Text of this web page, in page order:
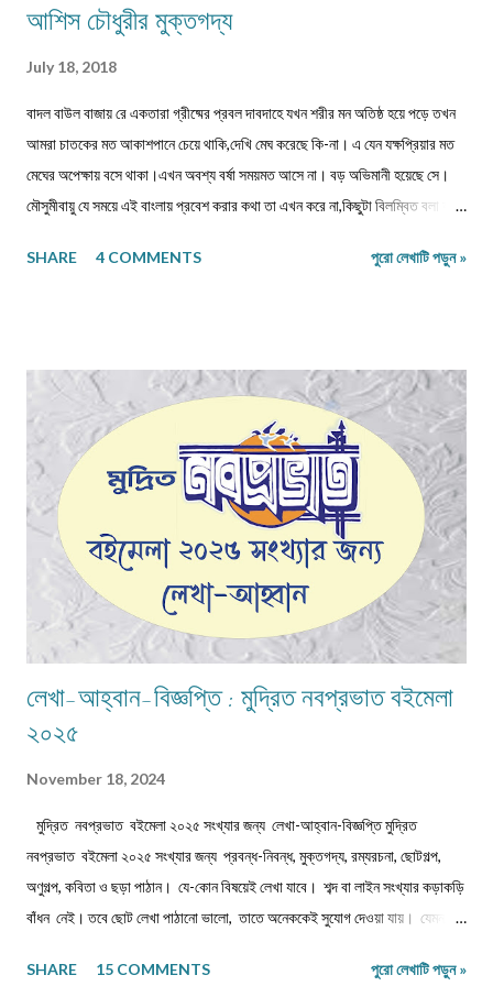
আশিস চৌধুরীর মুক্তগদ্য
July 18, 2018
বাদল বাউল বাজায় রে একতারা গ্রীষ্মের প্রবল দাবদাহে যখন শরীর মন অতিষ্ঠ হয়ে পড়ে তখন
আমরা চাতকের মত আকাশপানে চেয়ে থাকি,দেখি মেঘ করেছে কি-না। এ যেন যক্ষপ্রিয়ার মত
মেঘের অপেক্ষায় বসে থাকা।এখন অবশ্য বর্ষা সময়মত আসে না। বড় অভিমানী হয়েছে সে।
মৌসুমীবায়ু যে সময়ে এই বাংলায় প্রবেশ করার কথা তা এখন করে না,কিছুটা বিলম্বিত বলা যায়
সকলেই জানি।আর এই বিশ্ব-উষ্ণায়নের মূল কারণ হচ্ছে অতি আধুনিক মানুষের লাগামছাড়া
অভ্যর্থনা জানাই-‘এসো শ্যামল সুন্দর/আনো তব তাপহরা তৃষাহরা সঙ্গসুধা। ’ ঋতুচক্রের
নিয়মানুযায়ী আষাঢ় , শ্রাবণ-এই দু ’ মাস বর্ষাকাল।তা সত্ত্বেও ভাদ্রমাসেও কিন্ত যথেষ্ট বৃষ্টি
হয়।তবু আষাঢ়-শ্রাবণ কে নিয়েই আমাদের যত কাব্য , গান আর নস্টালজিয়া।এই মুহূর্তে
আমারই মনে পড়ে গেল-আষাঢ় শ্রাবণ মানে না তো মন..... ...
SHARE 4 COMMENTS পুরো লেখাটি পড়ুন »
লেখা-আহ্বান-বিজ্ঞপ্তি : মুদ্রিত নবপ্রভাত বইমেলা
২০২৫
November 18, 2024
মুদ্রিত নবপ্রভাত বইমেলা ২০২৫ সংখ্যার জন্য লেখা-আহ্বান-বিজ্ঞপ্তি মুদ্রিত
নবপ্রভাত বইমেলা ২০২৫ সংখ্যার জন্য প্রবন্ধ-নিবন্ধ, মুক্তগদ্য, রম্যরচনা, ছোটগল্প,
অণুগল্প, কবিতা ও ছড়া পাঠান। যে-কোন বিষয়েই লেখা যাবে। শব্দ বা লাইন সংখ্যার কড়াকড়ি
বাঁধন নেই। তবে ছোট লেখা পাঠানো ভালো, তাতে অনেককেই সুযোগ দেওয়া যায়। যেমন,
৮০০-৯০০ শব্দে, প্রবন্ধ/নিবন্ধ ১৫০০-১৬০০ শব্দে। তবে এ বাঁধন 'অবশ্যমান্য' নয়। সম্পূর্ণ
SHARE 15 COMMENTS পুরো লেখাটি পড়ুন »